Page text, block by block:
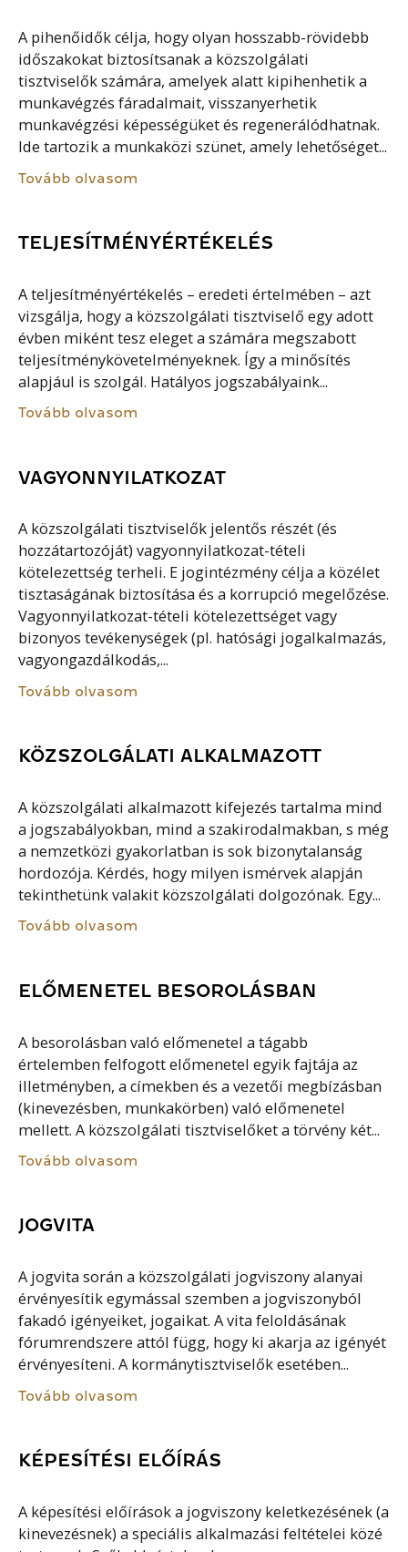
A pihenőidők célja, hogy olyan hosszabb-rövidebb
időszakokat biztosítsanak a közszolgálati
tisztviselők számára, amelyek alatt kipihenhetik a
munkavégzés fáradalmait, visszanyerhetik
munkavégzési képességüket és regenerálódhatnak.
Ide tartozik a munkaközi szünet, amely lehetőséget...
Tovább olvasom
TELJESÍTMÉNYÉRTÉKELÉS
A teljesítményértékelés – eredeti értelmében – azt
vizsgálja, hogy a közszolgálati tisztviselő egy adott
évben miként tesz eleget a számára megszabott
teljesítménykövetelményeknek. Így a minősítés
alapjául is szolgál. Hatályos jogszabályaink...
Tovább olvasom
VAGYONNYILATKOZAT
A közszolgálati tisztviselők jelentős részét (és
hozzátartozóját) vagyonnyilatkozat-tételi
kötelezettség terheli. E jogintézmény célja a közélet
tisztaságának biztosítása és a korrupció megelőzése.
Vagyonnyilatkozat-tételi kötelezettséget vagy
bizonyos tevékenységek (pl. hatósági jogalkalmazás,
vagyongazdálkodás,...
Tovább olvasom
KÖZSZOLGÁLATI ALKALMAZOTT
A közszolgálati alkalmazott kifejezés tartalma mind
a jogszabályokban, mind a szakirodalmakban, s még
a nemzetközi gyakorlatban is sok bizonytalanság
hordozója. Kérdés, hogy milyen ismérvek alapján
tekinthetünk valakit közszolgálati dolgozónak. Egy...
Tovább olvasom
ELŐMENETEL BESOROLÁSBAN
A besorolásban való előmenetel a tágabb
értelemben felfogott előmenetel egyik fajtája az
illetményben, a címekben és a vezetői megbízásban
(kinevezésben, munkakörben) való előmenetel
mellett. A közszolgálati tisztviselőket a törvény két...
Tovább olvasom
JOGVITA
A jogvita során a közszolgálati jogviszony alanyai
érvényesítik egymással szemben a jogviszonyból
fakadó igényeiket, jogaikat. A vita feloldásának
fórumrendszere attól függ, hogy ki akarja az igényét
érvényesíteni. A kormánytisztviselők esetében...
Tovább olvasom
KÉPESÍTÉSI ELŐÍRÁS
A képesítési előírások a jogviszony keletkezésének (a
kinevezésnek) a speciális alkalmazási feltételei közé